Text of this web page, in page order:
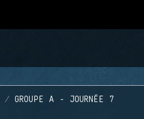
GROUPE A - JOURNÉE 7